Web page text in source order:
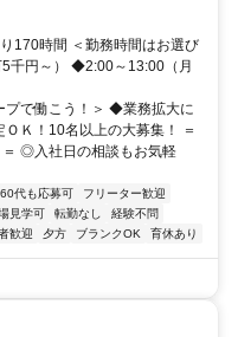
170時間 ＜勤務時間はお選び
千円～） ◆2:00～13:00（月
プで働こう！＞ ◆業務拡大に
Ｋ！10名以上の大募集！ ＝
＝ ◎入社日の相談もお気軽
60代も応募可
フリーター歓迎
見学可 転勤なし
経験不問
歓迎 夕方 ブランクOK 育休あり